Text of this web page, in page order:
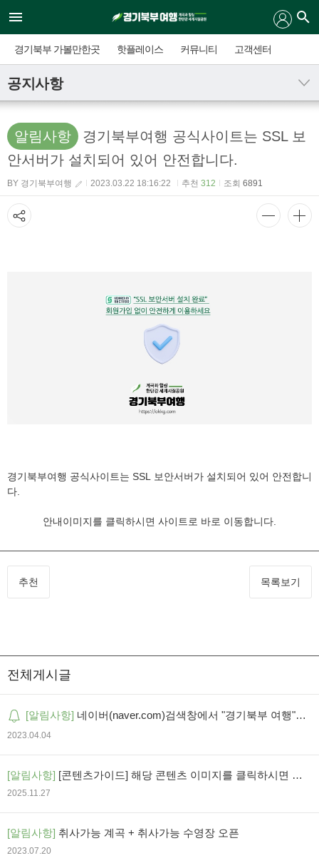
경기북부 가볼만한곳 핫플레이스 커뮤니티 고객센터
공지사항
알림사항
경기북부여행 공식사이트는 SSL 보
안서버가 설치되어 있어 안전합니다.
BY 경기북부여행 2023.03.22 18:16:22 추천 312 조회 6891
경기북부여행 공식사이트는 SSL 보안서버가 설치되어 있어 안전합니
다.
안내이미지를 클릭하시면 사이트로 바로 이동합니다.
추천 목록보기
전체게시글
[알림사항] 네이버(naver.com)검색창에서 "경기북부 여행"
2023.04.04
[알림사항] [콘텐츠가이드] 해당 콘텐츠 이미지를 클릭하시면 상
2025.11.27
[알림사항] 취사가능 계곡 + 취사가능 수영장 오픈
2023.07.20